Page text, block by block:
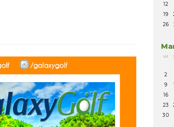
12
19
26
LU
2
9
16
23
30